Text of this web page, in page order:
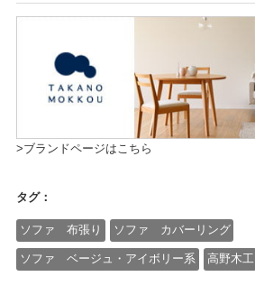
>ブランドページはこちら
タグ：
ソファ 布張り ソファ カバーリング
ソファ ベージュ・アイボリー系 高野木工